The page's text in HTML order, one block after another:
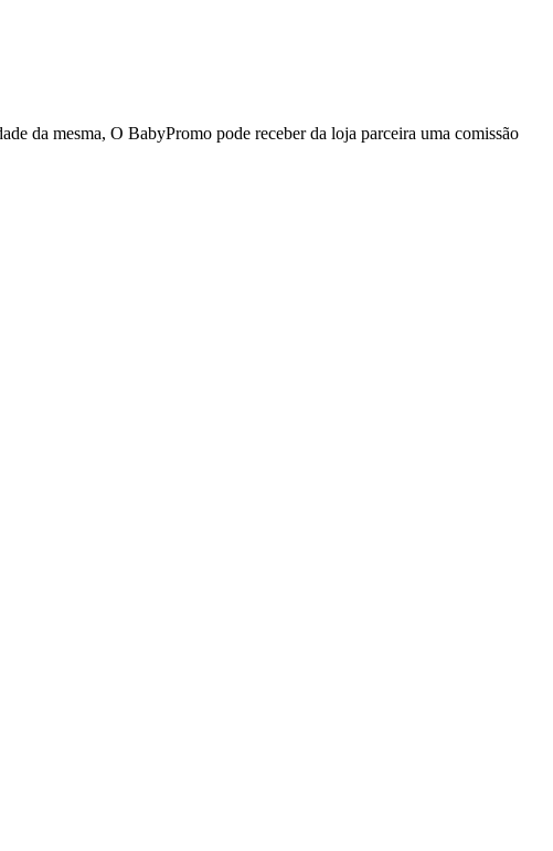
da mesma, O BabyPromo pode receber da loja parceira uma comissão